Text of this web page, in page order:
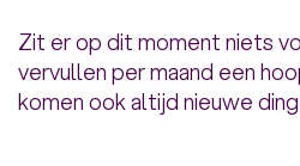
Zit er op dit moment niets
vervullen per maand een
komen ook altijd nieuwe